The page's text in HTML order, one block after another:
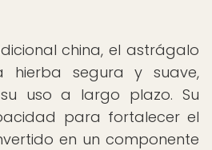
china, el astrágalo
hierba segura y suave,
uso a largo plazo. Su
para fortalecer el
en un componente